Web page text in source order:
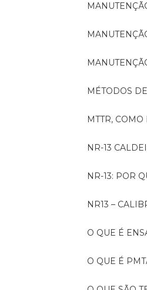
MÉTODOS
MTTR,
NR-13
NR-13: POR
NR13 –
O QUE É
O QUE É